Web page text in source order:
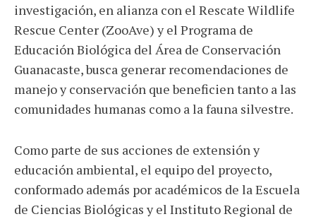
investigación, en alianza con el Rescate Wildlife
Rescue Center (ZooAve) y el Programa de
Educación Biológica del Área de Conservación
Guanacaste, busca generar recomendaciones de
manejo y conservación que beneficien tanto a las
comunidades humanas como a la fauna silvestre.
Como parte de sus acciones de extensión y
educación ambiental, el equipo del proyecto,
conformado además por académicos de la Escuela
de Ciencias Biológicas y el Instituto Regional de